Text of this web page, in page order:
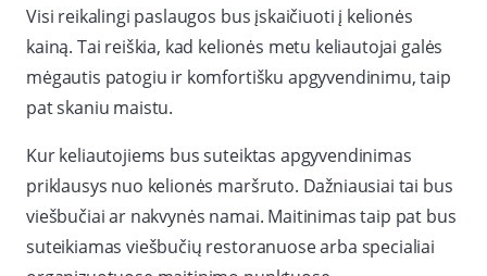
Visi reikalingi paslaugos bus įskaičiuoti į kelionės
kainą. Tai reiškia, kad kelionės metu keliautojai galės
mėgautis patogiu ir komfortišku apgyvendinimu, taip
pat skaniu maistu.
Kur keliautojiems bus suteiktas apgyvendinimas
priklausys nuo kelionės maršruto. Dažniausiai tai bus
viešbučiai ar nakvynės namai. Maitinimas taip pat bus
suteikiamas viešbučių restoranuose arba specialiai